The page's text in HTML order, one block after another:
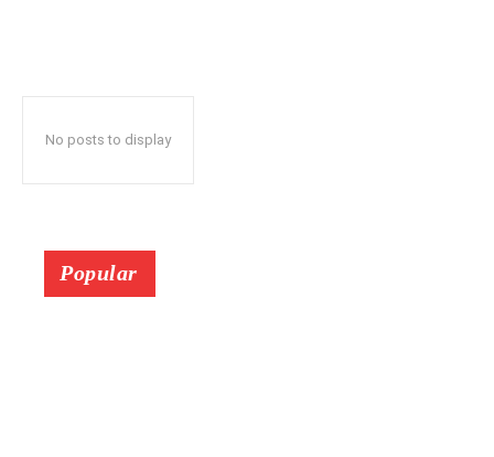
No posts to display
Popular